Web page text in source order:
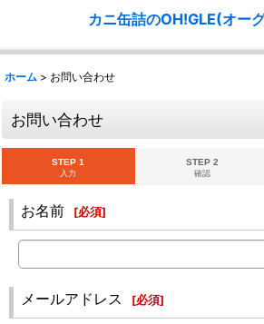
カニ缶詰のOH!GLE(オー
ホーム > お問い合わせ
お問い合わせ
STEP 1
入力
STEP 2
確認
お名前 [必須]
メールアドレス [必須]